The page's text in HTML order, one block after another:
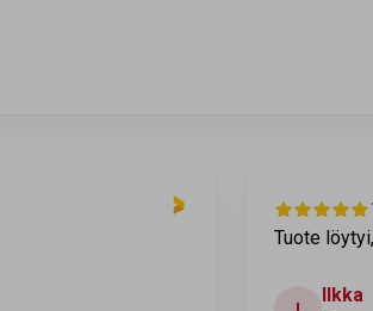
Tuote
Ilkka